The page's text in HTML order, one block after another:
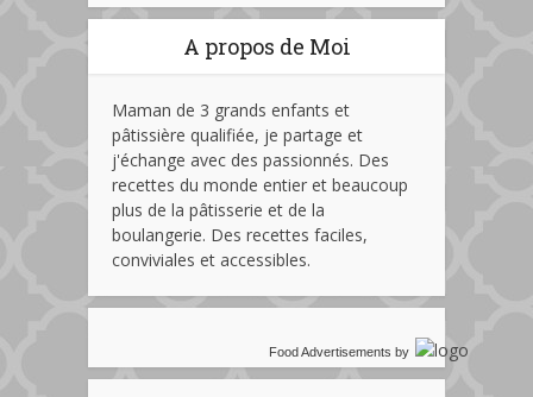
A propos de Moi
Maman de 3 grands enfants et
pâtissière qualifiée, je partage et
j'échange avec des passionnés. Des
recettes du monde entier et beaucoup
plus de la pâtisserie et de la
boulangerie. Des recettes faciles,
conviviales et accessibles.
Food Advertisements by